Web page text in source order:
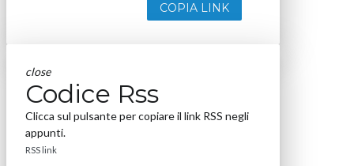
COPIA LINK
close
Codice Rss
Clicca sul pulsante per copiare il link RSS negli
appunti.
RSS link